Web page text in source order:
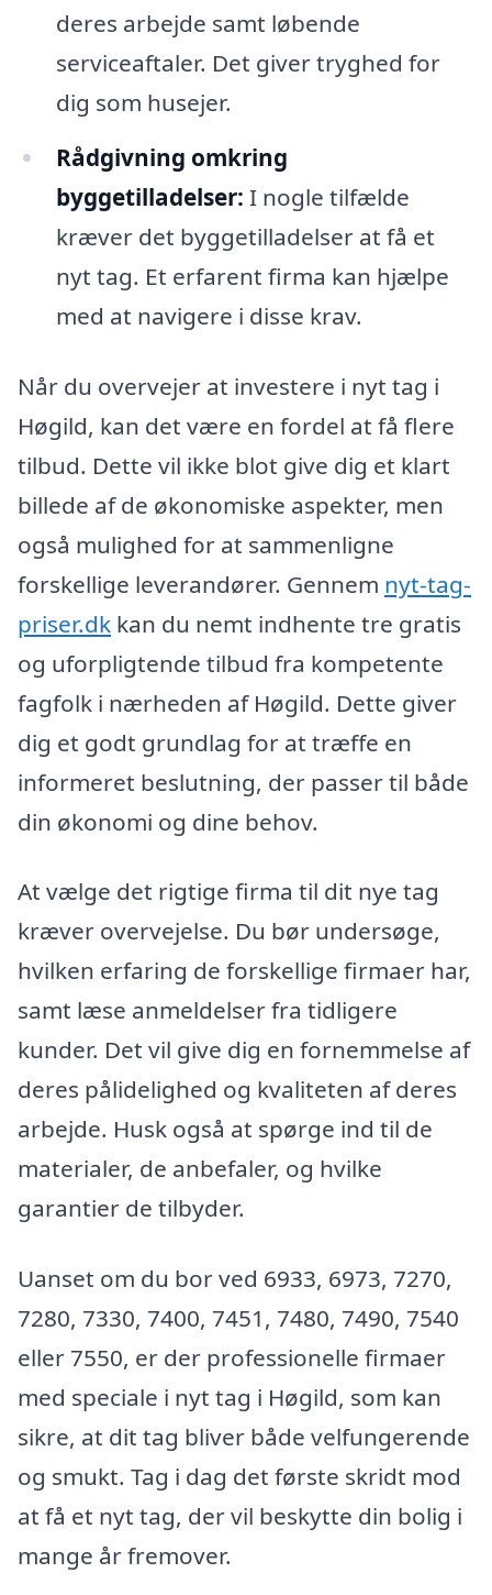
deres arbejde samt løbende
serviceaftaler. Det giver tryghed for
dig som husejer.
Rådgivning omkring
byggetilladelser: I nogle tilfælde
kræver det byggetilladelser at få et
nyt tag. Et erfarent firma kan hjælpe
med at navigere i disse krav.
Når du overvejer at investere i nyt tag i
Høgild, kan det være en fordel at få flere
tilbud. Dette vil ikke blot give dig et klart
billede af de økonomiske aspekter, men
også mulighed for at sammenligne
forskellige leverandører. Gennem nyt-tag-
priser.dk kan du nemt indhente tre gratis
og uforpligtende tilbud fra kompetente
fagfolk i nærheden af Høgild. Dette giver
dig et godt grundlag for at træffe en
informeret beslutning, der passer til både
din økonomi og dine behov.
At vælge det rigtige firma til dit nye tag
kræver overvejelse. Du bør undersøge,
hvilken erfaring de forskellige firmaer har,
samt læse anmeldelser fra tidligere
kunder. Det vil give dig en fornemmelse af
deres pålidelighed og kvaliteten af deres
arbejde. Husk også at spørge ind til de
materialer, de anbefaler, og hvilke
garantier de tilbyder.
Uanset om du bor ved 6933, 6973, 7270,
7280, 7330, 7400, 7451, 7480, 7490, 7540
eller 7550, er der professionelle firmaer
med speciale i nyt tag i Høgild, som kan
sikre, at dit tag bliver både velfungerende
og smukt. Tag i dag det første skridt mod
at få et nyt tag, der vil beskytte din bolig i
mange år fremover.